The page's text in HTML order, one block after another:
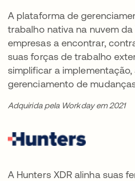
A plataforma de
trabalho nativa na nuvem da
empresas a encontrar,
suas forças de trabalho
simplificar a
gerenciamento de
Adquirida pela Workday em 2021
A Hunters XDR alinha suas